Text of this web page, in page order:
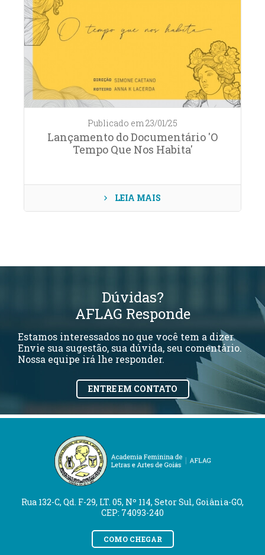
Publicado em 23/01/25
Lançamento do Documentário 'O
Tempo Que Nos Habita'
LEIA MAIS
Dúvidas?
AFLAG Responde
Estamos interessados no que você tem a dizer.
Envie sua sugestão, sua dúvida, seu comentário.
Nossa equipe irá lhe responder.
ENTRE EM CONTATO
Rua 132-C, Qd. F-29, LT. 05, Nº 114, Setor Sul, Goiânia-GO,
CEP: 74093-240
COMO CHEGAR